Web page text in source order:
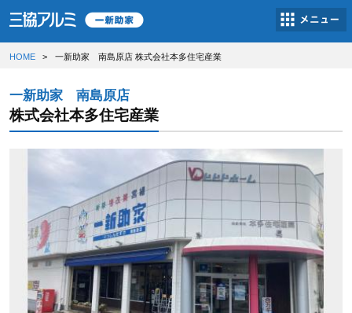
HOME 一新助家 南島原店 株式会社本多住宅産業
一新助家 南島原店
株式会社本多住宅産業